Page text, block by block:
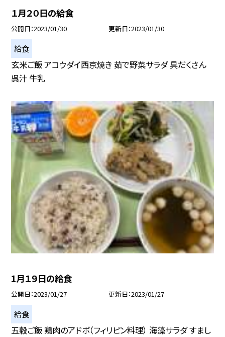
１月２０日の給食
公開日 2023/01/30 更新日 2023/01/30
給食
玄米ご飯 アコウダイ西京焼き 茹で野菜サラダ 具だくさん
呉汁 牛乳
1月１９日の給食
公開日 2023/01/27 更新日 2023/01/27
給食
五穀ご飯 鶏肉のアドボ（フィリピン料理） 海藻サラダ すまし